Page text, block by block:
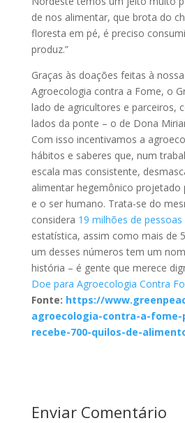
de nos alimentar, que brota do
floresta em pé, é preciso
produz.”
Graças às doações feitas à
Agroecologia contra a Fome, o
lado de agricultores e parceiros,
lados da ponte – o de Dona
Com isso incentivamos a
hábitos e saberes que, num
escala mas consistente,
alimentar hegemônico projetado
e o ser humano. Trata-se do
considera 19 milhões de
estatística, assim como mais de
um desses números tem um
história – é gente que merece
Doe para Agroecologia Contra
Fonte: https://
agroecologia-contra-a-
recebe-700-quilos-de-
Enviar Comentário